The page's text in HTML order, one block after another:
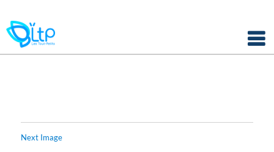
Skip
to
Next Image